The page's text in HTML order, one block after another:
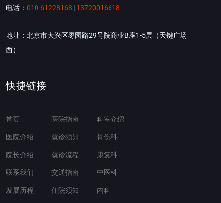
电话： 010-61228168 | 13720016618
地址：北京市大兴区枣园路29号院商业B座1-5层（天键广场
西）
快捷链接
首页
医院介绍
院长介绍
联系我们
发展历程
医院指南
就诊须知
就诊流程
交通指南
住院须知
科室介绍
骨伤科
康复科
中医科
内科